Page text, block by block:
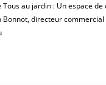
au jardin : Un espace
Bonnot, directeur commercial